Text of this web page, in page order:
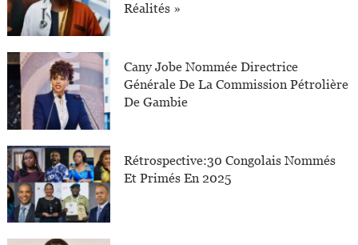
Réalités »
Cany Jobe Nommée Directrice
Générale De La Commission Pétrolière
De Gambie
Rétrospective:30 Congolais Nommés
Et Primés En 2025